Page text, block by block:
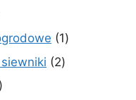
produkty
11
22
1